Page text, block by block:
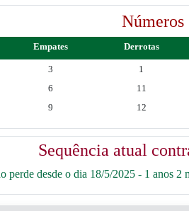
Números
Empates Derrotas
3 1
6 11
9 12
Sequência atual
perde desde o dia 18/5/2025 - 1 anos 2